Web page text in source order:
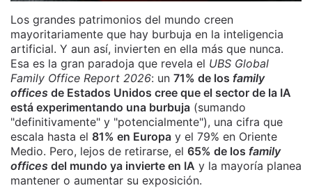
Los grandes patrimonios del mundo creen
mayoritariamente que hay burbuja en la inteligencia
artificial. Y aun así, invierten en ella más que nunca.
Esa es la gran paradoja que revela el UBS Global
Family Office Report 2026: un 71% de los family
offices de Estados Unidos cree que el sector de la IA
está experimentando una burbuja (sumando
"definitivamente" y "potencialmente"), una cifra que
escala hasta el 81% en Europa y el 79% en Oriente
Medio. Pero, lejos de retirarse, el 65% de los family
offices del mundo ya invierte en IA y la mayoría planea
mantener o aumentar su exposición.